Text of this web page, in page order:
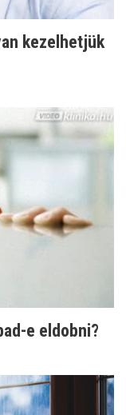
kezelhetjük
e eldobni?